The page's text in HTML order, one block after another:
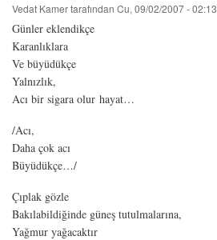
Vedat Kamertarafından Cu, 09/02/2007 - 02:13
Günler eklendikçe
Karanlıklara
Ve büyüdükçe
Yalnızlık,
Acı bir sigara olur hayat…
/Acı,
Daha çok acı
Büyüdükçe…/
Çıplak gözle
Bakılabildiğinde güneş tutulmalarına,
Yağmur yağacaktır